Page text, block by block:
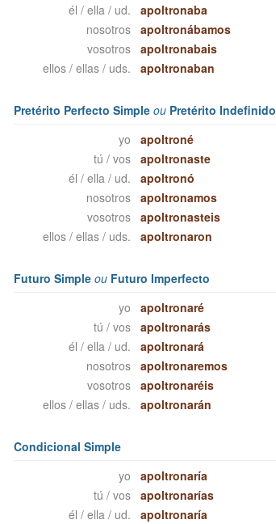
él / ella / ud.
apoltronaba
nosotros
apoltronábamos
vosotros
apoltronabais
ellos / ellas / uds.
apoltronaban
Pretérito Perfecto Simpleou Pretérito Indefinido
yo
apoltroné
tú / vos
apoltronaste
él / ella / ud.
apoltronó
nosotros
apoltronamos
vosotros
apoltronasteis
ellos / ellas / uds.
apoltronaron
Futuro Simpleou Futuro Imperfecto
yo
apoltronaré
tú / vos
apoltronarás
él / ella / ud.
apoltronará
nosotros
apoltronaremos
vosotros
apoltronaréis
ellos / ellas / uds.
apoltronarán
Condicional Simple
yo
apoltronaría
tú / vos
apoltronarías
él / ella / ud.
apoltronaría